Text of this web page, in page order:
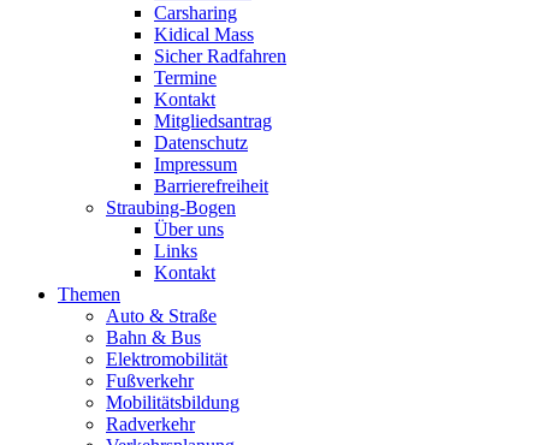
Carsharing
Kidical Mass
Sicher Radfahren
Termine
Kontakt
Mitgliedsantrag
Datenschutz
Impressum
Barrierefreiheit
Straubing-Bogen
Über uns
Links
Kontakt
Themen
Auto & Straße
Bahn & Bus
Elektromobilität
Fußverkehr
Mobilitätsbildung
Radverkehr